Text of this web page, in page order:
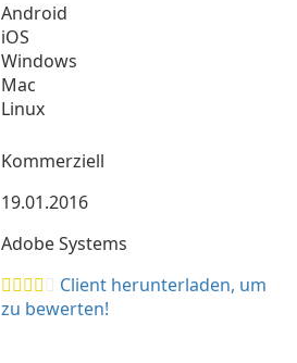
Android
iOS
Windows
Mac
Linux
Kommerziell
19.01.2016
Adobe Systems
Client herunterladen, um
zu bewerten!